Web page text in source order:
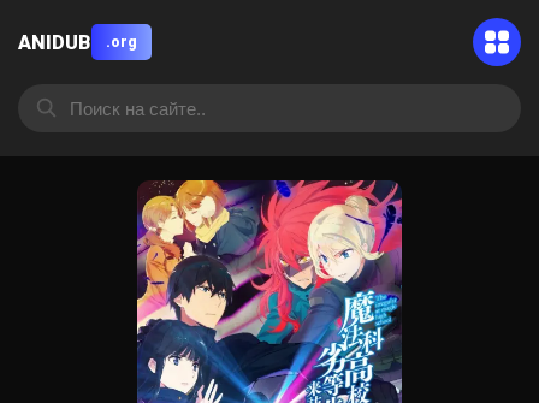
ANIDUB .org